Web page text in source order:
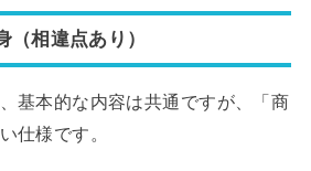
相違点あり）
基本的な内容は共通ですが、「商
仕様です。